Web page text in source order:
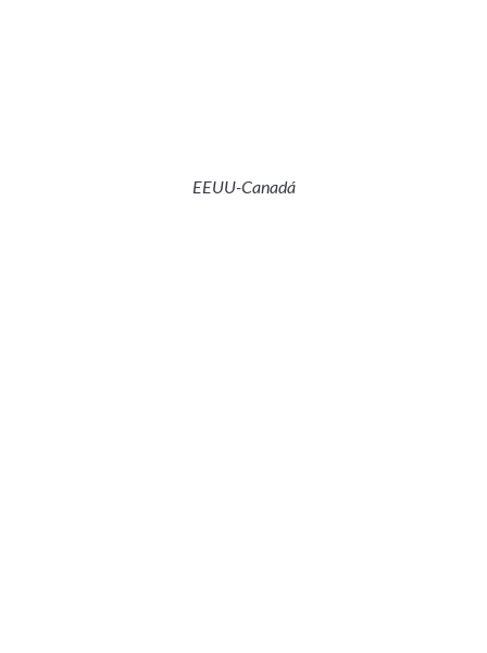
EEUU-Canadá